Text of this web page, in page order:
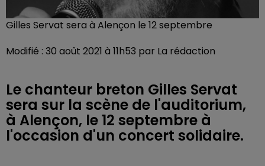
Gilles Servat sera à Alençon le 12 septembre
Modifié : 30 août 2021 à 11h53 par La rédaction
Le chanteur breton Gilles Servat
sera sur la scène de l'auditorium,
à Alençon, le 12 septembre à
l'occasion d'un concert solidaire.